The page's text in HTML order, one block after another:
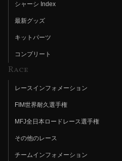
シャーシ Index
最新グッズ
キットパーツ
コンプリート
Race
レースインフォメーション
FIM世界耐久選手権
MFJ全日本ロードレース選手権
その他のレース
チームインフォメーション